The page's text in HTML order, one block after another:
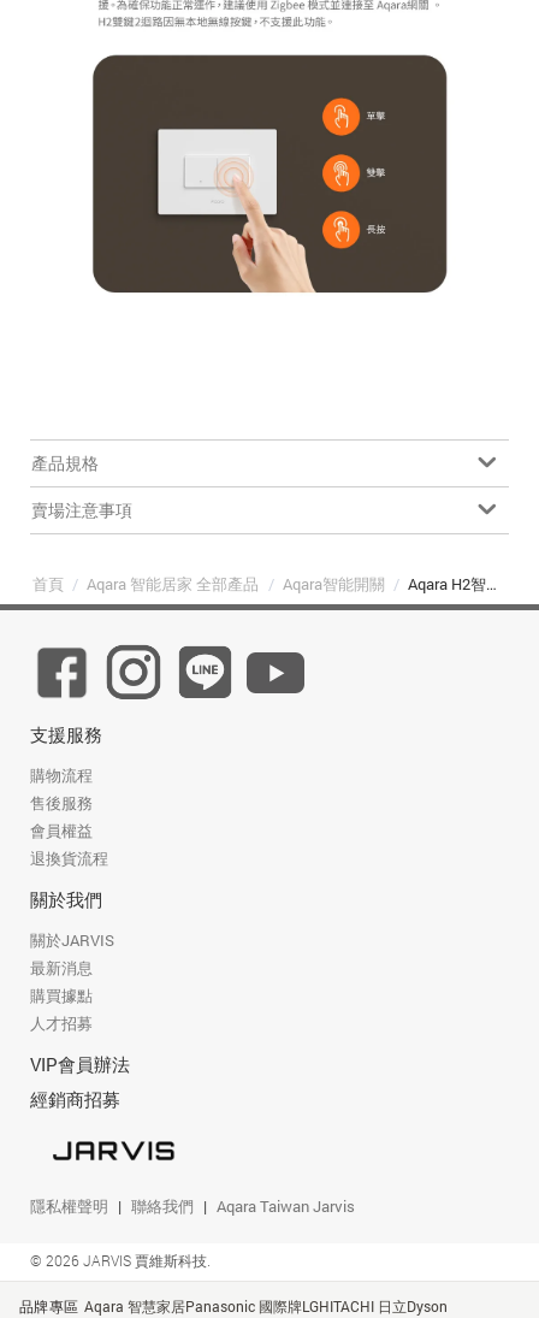
產品規格
賣場注意事項
首頁 / Aqara 智能居家 全部產品 / Aqara智能開關 / Aqara H2智能開關四鍵-橫版(3個迴路+1個無線按鍵)
支援服務
購物流程
售後服務
會員權益
退換貨流程
關於我們
關於JARVIS
最新消息
購買據點
人才招募
VIP會員辦法
經銷商招募
隱私權聲明 聯絡我們 Aqara Taiwan Jarvis
© 2026 JARVIS 賈維斯科技.
品牌專區 Aqara 智慧家居Panasonic 國際牌LGHITACHI 日立Dyson